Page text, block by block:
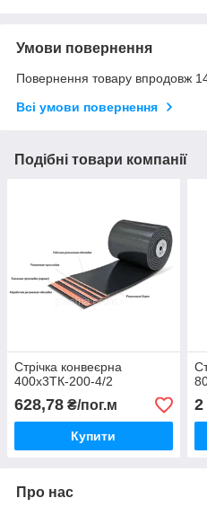
Умови повернення
Повернення товару впродовж
Всі умови повернення
Подібні товари компанії
Стрічка конвеєрна
400х3ТК-200-4/2
628,78 ₴/пог.м
Купити
2
Про нас